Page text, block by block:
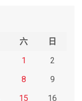
六
日
1
2
8
9
15
16